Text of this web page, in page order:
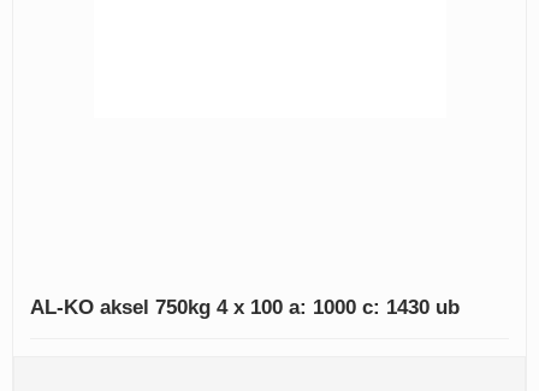
AL-KO aksel 750kg 4 x 100 a: 1000 c: 1430 ub